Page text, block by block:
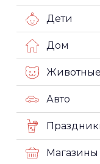
Дети
Дом
Животные
Авто
Магазины